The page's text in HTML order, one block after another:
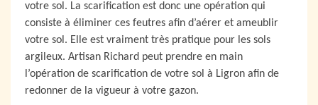
votre sol. La scarification est donc une opération qui
consiste à éliminer ces feutres afin d’aérer et ameublir
votre sol. Elle est vraiment très pratique pour les sols
argileux. Artisan Richard peut prendre en main
l’opération de scarification de votre sol à Ligron afin de
redonner de la vigueur à votre gazon.